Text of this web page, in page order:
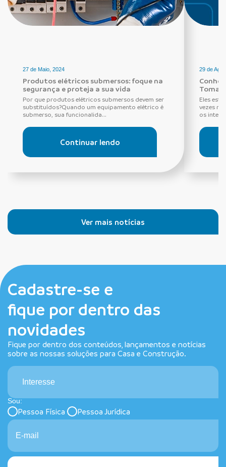
27 de Maio, 2024
Produtos elétricos submersos: foque na
segurança e proteja a sua vida
Por que produtos elétricos submersos devem ser
substituídos?Quando um equipamento elétrico é
submerso, sua funcionalida...
Continuar lendo
29 de
Eles
vezes
os
Ver mais notícias
Cadastre-se e
fique por dentro das
novidades
Fique por dentro dos conteúdos, lançamentos e notícias
sobre as nossas soluções para Casa e Construção.
Interesse
Sou:
Pessoa Física Pessoa Jurídica